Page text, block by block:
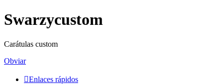
Swarzycustom
Carátulas custom
Obviar
Enlaces rápidos